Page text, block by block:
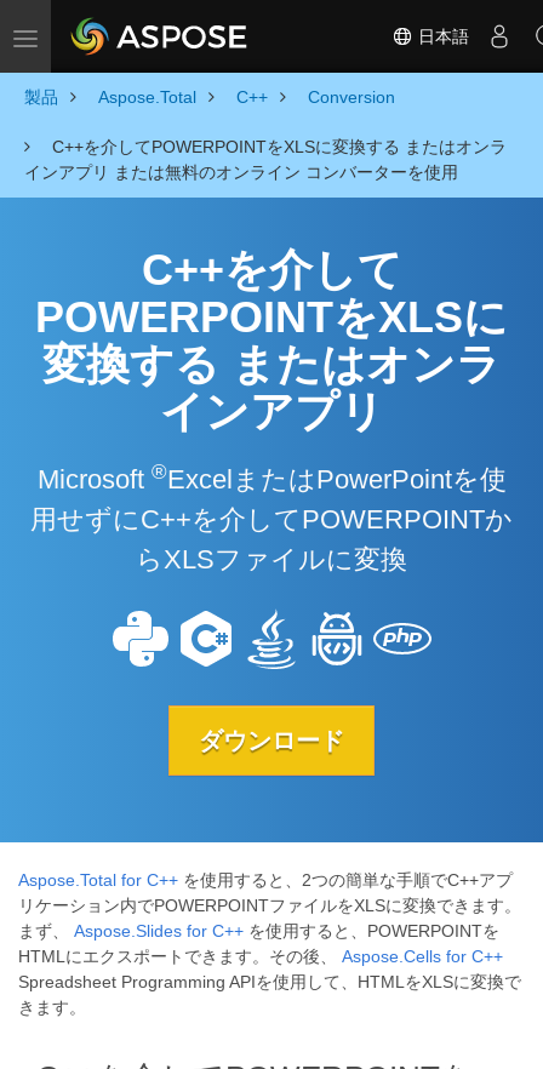
Toggle navigation 日本語
製品 Aspose.Total C++ Conversion
C++を介してPOWERPOINTをXLSに変換する またはオンラ
インアプリ または無料のオンライン コンバーターを使用
C++を介して
POWERPOINTをXLSに
変換する またはオンラ
インアプリ
Microsoft ®ExcelまたはPowerPointを使
用せずにC++を介してPOWERPOINTか
らXLSファイルに変換
ダウンロード
Aspose.Total for C++ を使用すると、2つの簡単な手順でC++アプ
リケーション内でPOWERPOINTファイルをXLSに変換できます。
まず、 Aspose.Slides for C++ を使用すると、POWERPOINTを
HTMLにエクスポートできます。その後、 Aspose.Cells for C++
Spreadsheet Programming APIを使用して、HTMLをXLSに変換で
きます。